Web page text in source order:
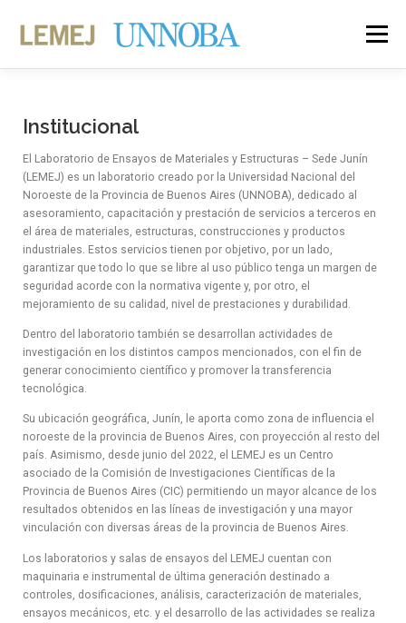
Menú
ACTIVIDADES PROYECTOS
Institucional
El Laboratorio de Ensayos de Materiales y Estructuras – Sede Junín
(LEMEJ) es un laboratorio creado por la Universidad Nacional del
Noroeste de la Provincia de Buenos Aires (UNNOBA), dedicado al
asesoramiento, capacitación y prestación de servicios a terceros en
el área de materiales, estructuras, construcciones y productos
industriales. Estos servicios tienen por objetivo, por un lado,
garantizar que todo lo que se libre al uso público tenga un margen de
seguridad acorde con la normativa vigente y, por otro, el
mejoramiento de su calidad, nivel de prestaciones y durabilidad.
Dentro del laboratorio también se desarrollan actividades de
investigación en los distintos campos mencionados, con el fin de
generar conocimiento científico y promover la transferencia
tecnológica.
Su ubicación geográfica, Junín, le aporta como zona de influencia el
noroeste de la provincia de Buenos Aires, con proyección al resto del
país. Asimismo, desde junio del 2022, el LEMEJ es un Centro
asociado de la Comisión de Investigaciones Científicas de la
Provincia de Buenos Aires (CIC) permitiendo un mayor alcance de los
resultados obtenidos en las líneas de investigación y una mayor
vinculación con diversas áreas de la provincia de Buenos Aires.
Los laboratorios y salas de ensayos del LEMEJ cuentan con
maquinaria e instrumental de última generación destinado a
controles, dosificaciones, análisis, caracterización de materiales,
ensayos mecánicos, etc. y el desarrollo de las actividades se realiza